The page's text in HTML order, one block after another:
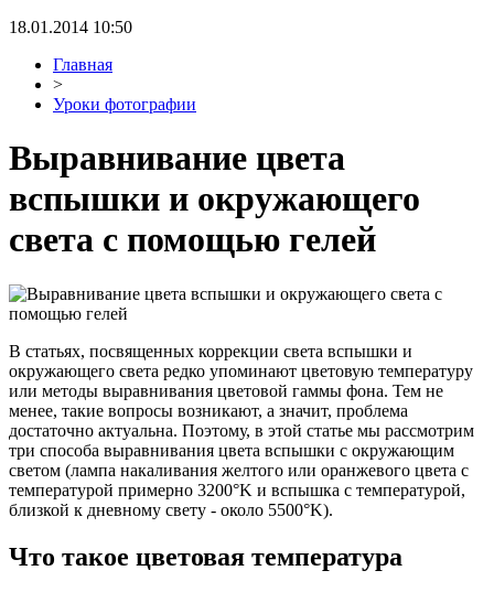
18.01.2014 10:50
Главная
>
Уроки фотографии
Выравнивание цвета
вспышки и окружающего
света с помощью гелей
В статьях, посвященных коррекции света вспышки и
окружающего света редко упоминают цветовую температуру
или методы выравнивания цветовой гаммы фона. Тем не
менее, такие вопросы возникают, а значит, проблема
достаточно актуальна. Поэтому, в этой статье мы рассмотрим
три способа выравнивания цвета вспышки с окружающим
светом (лампа накаливания желтого или оранжевого цвета с
температурой примерно 3200°K и вспышка с температурой,
близкой к дневному свету - около 5500°K).
Что такое цветовая температура